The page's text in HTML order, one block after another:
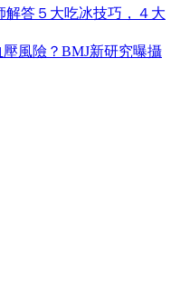
答５大吃冰技巧，４大
風險？BMJ新研究曝攝